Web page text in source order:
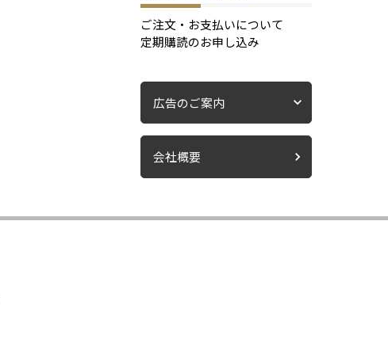
ご注文・お支払いについて
定期購読のお申し込み
広告のご案内
会社概要